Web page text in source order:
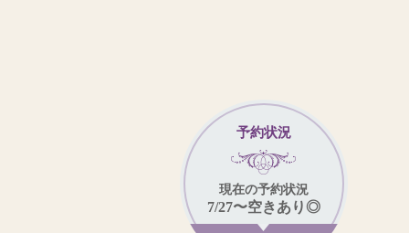
予約状況
現在の予約状況
7/27〜空きあり◎